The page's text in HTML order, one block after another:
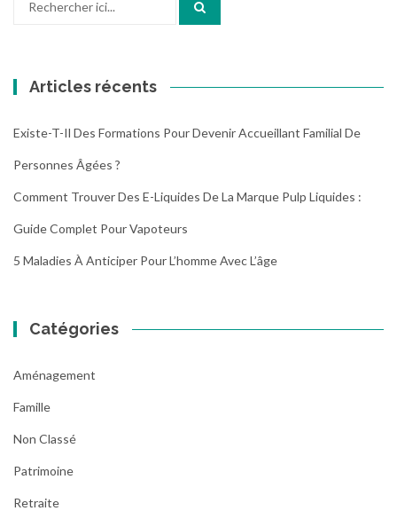
Articles récents
Existe-T-Il Des Formations Pour Devenir Accueillant Familial De
Personnes Âgées ?
Comment Trouver Des E-Liquides De La Marque Pulp Liquides :
Guide Complet Pour Vapoteurs
5 Maladies À Anticiper Pour L’homme Avec L’âge
Catégories
Aménagement
Famille
Non Classé
Patrimoine
Retraite